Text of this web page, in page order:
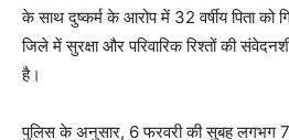
के साथ दुष्कर्म के आरोप में 32 वर्षीय पिता को
जिले में सुरक्षा और परिवारिक रिश्तों की
है।
पुलिस के अनुसार, 6 फरवरी की सुबह लगभग 7